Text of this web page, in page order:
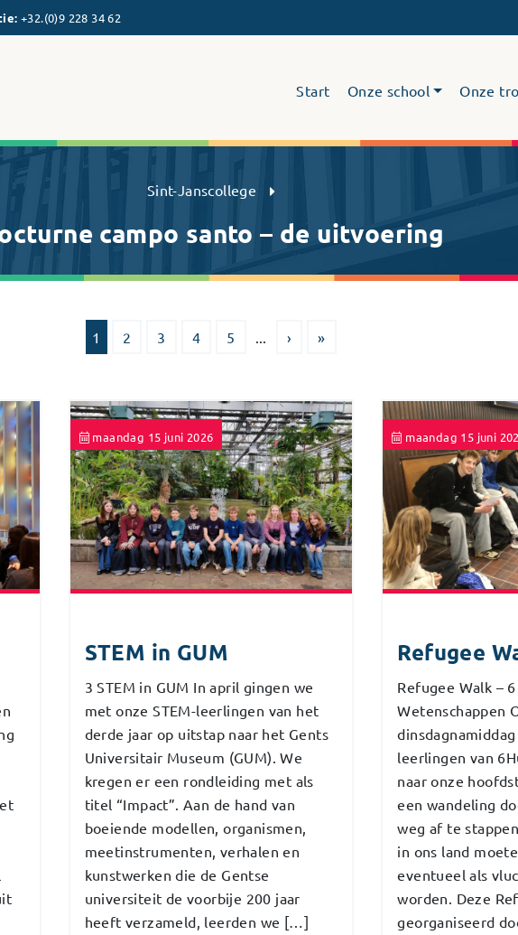
: +32.(0)9 228 34 62
Start Onze school Onze
Sint-Janscollege
campo santo – de uitvoering
1 2 3 4 5 › »
maandag 15 juni 2026
STEM in GUM
3 STEM in GUM In april gingen we
met onze STEM-leerlingen van het
derde jaar op uitstap naar het Gents
Universitair Museum (GUM). We
kregen er een rondleiding met als
titel “Impact”. Aan de hand van
boeiende modellen, organismen,
meetinstrumenten, verhalen en
kunstwerken die de Gentse
universiteit de voorbije 200 jaar
heeft verzameld, leerden we […]
maandag 15 juni
Refugee
Refugee Walk –
Wetenschappen
leerlingen van
naar onze
een wandeling
weg af te
in ons land
eventueel als
worden. Deze
georganiseerd